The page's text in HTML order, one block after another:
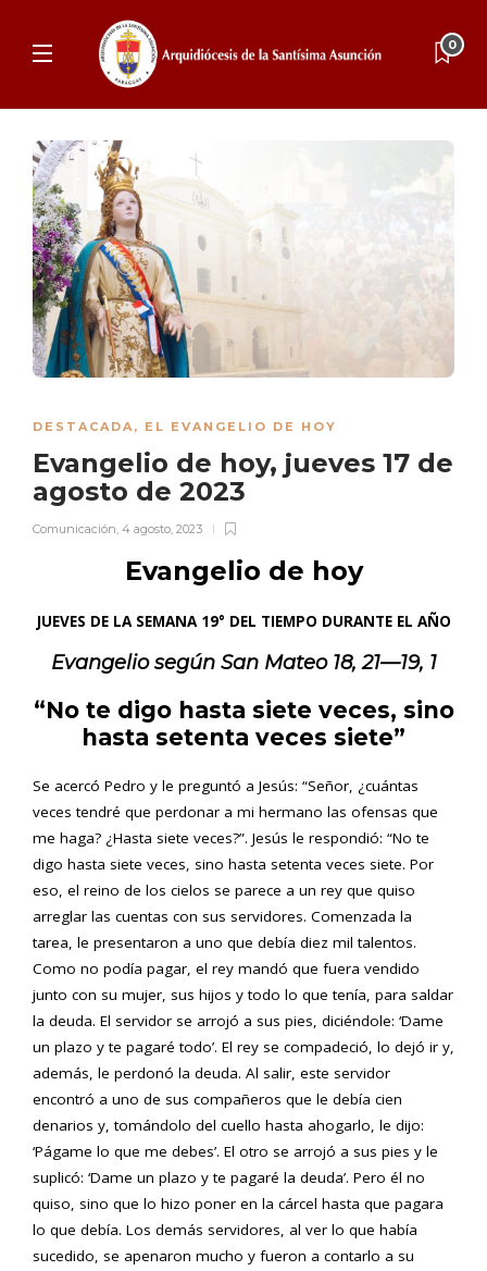
0
DESTACADA, EL EVANGELIO DE HOY
Evangelio de hoy, jueves 17 de
agosto de 2023
Comunicación, 4 agosto, 2023
Evangelio de hoy
JUEVES DE LA SEMANA 19° DEL TIEMPO DURANTE EL AÑO
Evangelio segúnSan Mateo 18, 21—19, 1
“No te digo hasta siete veces, sino
hasta setenta veces siete”
Se acercó Pedro y le preguntó a Jesús: “Señor, ¿cuántas
veces tendré que perdonar a mi hermano las ofensas que
me haga? ¿Hasta siete veces?”. Jesús le respondió: “No te
digo hasta siete veces, sino hasta setenta veces siete. Por
eso, el reino de los cielos se parece a un rey que quiso
arreglar las cuentas con sus servidores. Comenzada la
tarea, le presentaron a uno que debía diez mil talentos.
Como no podía pagar, el rey mandó que fuera vendido
junto con su mujer, sus hijos y todo lo que tenía, para saldar
la deuda. El servidor se arrojó a sus pies, diciéndole: ‘Dame
un plazo y te pagaré todo’. El rey se compadeció, lo dejó ir y,
además, le perdonó la deuda. Al salir, este servidor
encontró a uno de sus compañeros que le debía cien
denarios y, tomándolo del cuello hasta ahogarlo, le dijo:
‘Págame lo que me debes’. El otro se arrojó a sus pies y le
suplicó: ‘Dame un plazo y te pagaré la deuda’. Pero él no
quiso, sino que lo hizo poner en la cárcel hasta que pagara
lo que debía. Los demás servidores, al ver lo que había
sucedido, se apenaron mucho y fueron a contarlo a su